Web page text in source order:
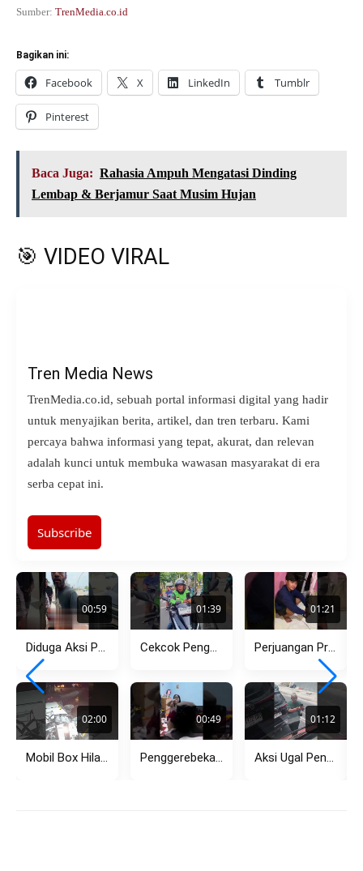
Sumber: TrenMedia.co.id
Bagikan ini:
Facebook X LinkedIn Tumblr
Pinterest
Baca Juga: Rahasia Ampuh Mengatasi Dinding
Lembap & Berjamur Saat Musim Hujan
🎯 VIDEO VIRAL
Tren Media News
TrenMedia.co.id, sebuah portal informasi digital yang hadir
untuk menyajikan berita, artikel, dan tren terbaru. Kami
percaya bahwa informasi yang tepat, akurat, dan relevan
adalah kunci untuk membuka wawasan masyarakat di era
serba cepat ini.
Subscribe
00:59
Diduga Aksi Premanisme Debt Collector di Pasar Kemis Kembali Viral,...
01:39
Cekcok Pengendara Motor dan Ojol di Menteng, Dipicu Aksi Lawan...
01:21
Perjuangan Pria Tempuh Jarak Jauh Berujung Pilu, Pergoki Pacar dengan...
02:00
Mobil Box Hilang Kendali di Tikungan Setiabudi Bandung, Tabrak Pagar...
00:49
Penggerebekan Dugaan Perselingkuhan di Rembang Viral, Pasangan Diamankan Polisi
01:12
Aksi Ugal Pengemudi Avanza di Kemang Hadang Bus TransJakarta, Sempat...